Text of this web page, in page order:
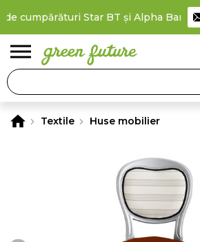
cumpărături Star BT și Alpha Bank
Textile Huse mobilier